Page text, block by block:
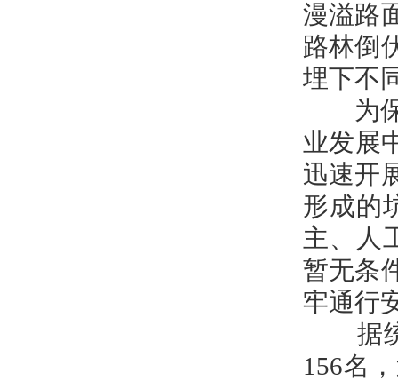
漫溢路
路林倒
埋下不
为保
业发展
迅速开
形成的
主、人
暂无条
牢通行
据统
156名